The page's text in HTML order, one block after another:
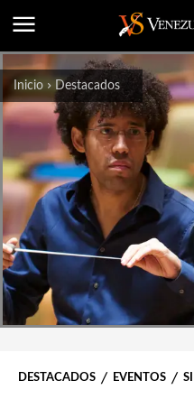
Inicio Destacados
DESTACADOS EVENTOS